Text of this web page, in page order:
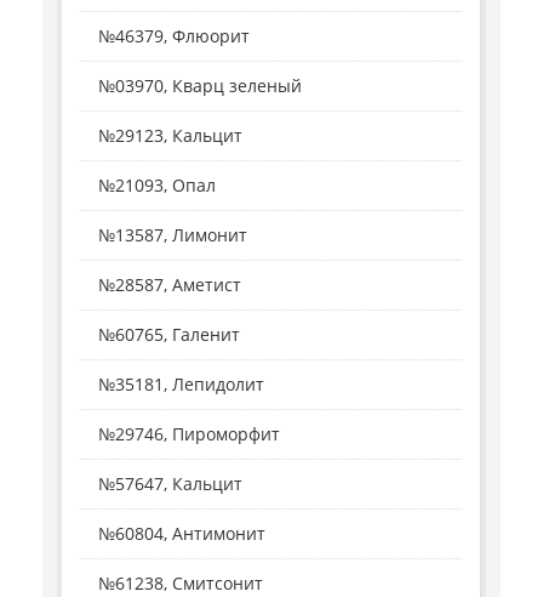
№46379, Флюорит
№03970, Кварц зеленый
№29123, Кальцит
№21093, Опал
№13587, Лимонит
№28587, Аметист
№60765, Галенит
№35181, Лепидолит
№29746, Пироморфит
№57647, Кальцит
№60804, Антимонит
№61238, Смитсонит